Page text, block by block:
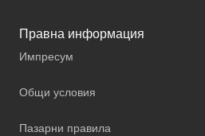
Правна информация
Импресум
Общи условия
Пазарни правила